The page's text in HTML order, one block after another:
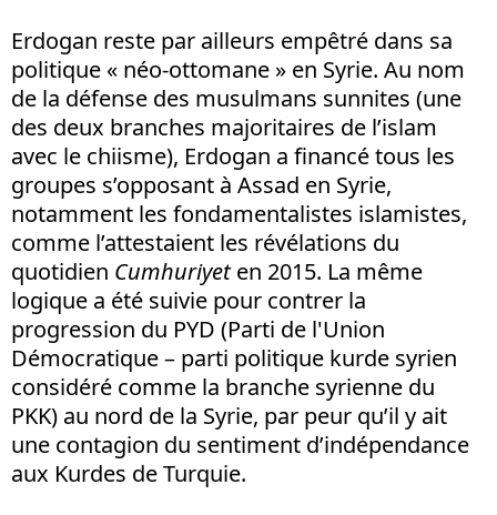
Erdogan reste par ailleurs empêtré dans sa
politique « néo-ottomane » en Syrie. Au nom
de la défense des musulmans sunnites (une
des deux branches majoritaires de l’islam
avec le chiisme), Erdogan a financé tous les
groupes s’opposant à Assad en Syrie,
notamment les fondamentalistes islamistes,
comme l’attestaient les révélations du
quotidien Cumhuriyeten 2015. La même
logique a été suivie pour contrer la
progression du PYD (Parti de l'Union
Démocratique – parti politique kurde syrien
considéré comme la branche syrienne du
PKK) au nord de la Syrie, par peur qu’il y ait
une contagion du sentiment d’indépendance
aux Kurdes de Turquie.